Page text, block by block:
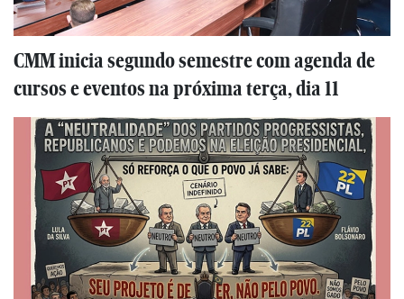
CMM inicia segundo semestre com agenda de
cursos e eventos na próxima terça, dia 11